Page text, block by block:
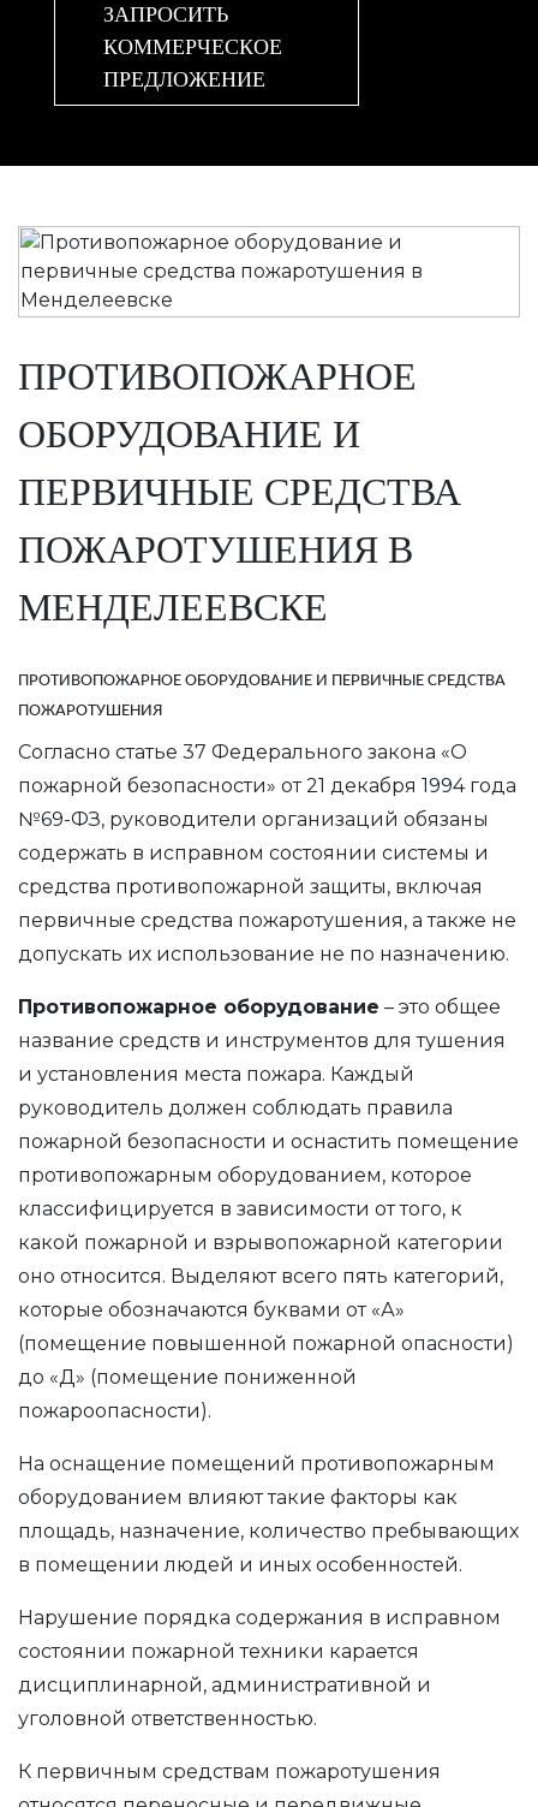
ЗАПРОСИТЬ
КОММЕРЧЕСКОЕ
ПРЕДЛОЖЕНИЕ
ПРОТИВОПОЖАРНОЕ
ОБОРУДОВАНИЕ И
ПЕРВИЧНЫЕ СРЕДСТВА
ПОЖАРОТУШЕНИЯ В
МЕНДЕЛЕЕВСКЕ
ПРОТИВОПОЖАРНОЕ ОБОРУДОВАНИЕ И ПЕРВИЧНЫЕ СРЕДСТВА
ПОЖАРОТУШЕНИЯ
Согласно статье 37 Федерального закона «О
пожарной безопасности» от 21 декабря 1994 года
№69-ФЗ, руководители организаций обязаны
содержать в исправном состоянии системы и
средства противопожарной защиты, включая
первичные средства пожаротушения, а также не
допускать их использование не по назначению.
Противопожарное оборудование – это общее
название средств и инструментов для тушения
и установления места пожара. Каждый
руководитель должен соблюдать правила
пожарной безопасности и оснастить помещение
противопожарным оборудованием, которое
классифицируется в зависимости от того, к
какой пожарной и взрывопожарной категории
оно относится. Выделяют всего пять категорий,
которые обозначаются буквами от «А»
(помещение повышенной пожарной опасности)
до «Д» (помещение пониженной
пожароопасности).
На оснащение помещений противопожарным
оборудованием влияют такие факторы как
площадь, назначение, количество пребывающих
в помещении людей и иных особенностей.
Нарушение порядка содержания в исправном
состоянии пожарной техники карается
дисциплинарной, административной и
уголовной ответственностью.
К первичным средствам пожаротушения